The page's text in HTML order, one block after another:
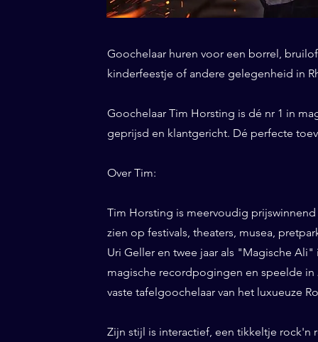
Goochelaar huren voor een borrel,
kinderfeestje of andere gelegenheid in
Goochelaar Tim Horsting is dé nr 1 in
geprijsd en klantgericht. Dé perfecte
Over Tim:
Tim Horsting is meervoudig
zien op festivals, theaters, musea,
Uri Geller en twee jaar als "Magische
magische recordpogingen en speelde in
vaste tafelgoochelaar van het luxueuze
Zijn stijl is interactief, een tikkeltje rock'n